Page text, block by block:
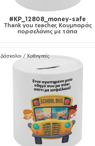
#KP_12808_money-safe
Thank you teacher, Κουμπαράς
πορσελάνης με τάπα
Δάσκαλοι / Καθηγητές